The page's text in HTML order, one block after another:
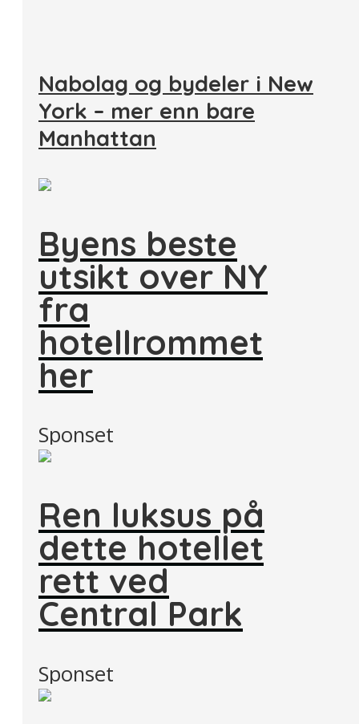
Nabolag og bydeler i New
York – mer enn bare
Manhattan
Byens beste
utsikt over NY
fra
hotellrommet
her
Sponset
Ren luksus på
dette hotellet
rett ved
Central Park
Sponset